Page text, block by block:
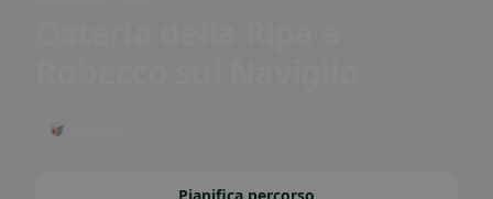
🥡 Asporto